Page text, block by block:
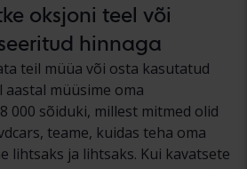
oksjoni teel või
hinnaga
teil müüa või osta kasutatud
aastal müüsime oma
000 sõiduki, millest mitmed olid
teame, kuidas teha oma
lihtsaks ja lihtsaks. Kui kavatsete